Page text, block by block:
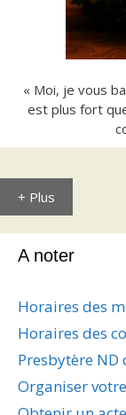
« Moi, je vous
est plus fort
+ Plus
A noter
Horaires des
Horaires des
Presbytère ND
Organiser